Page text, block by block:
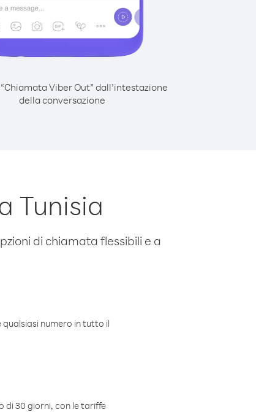
Viber Out” dall’intestazione
della conversazione
Tunisia
di chiamata flessibili e a
numero in tutto il
di 30 giorni, con le tariffe